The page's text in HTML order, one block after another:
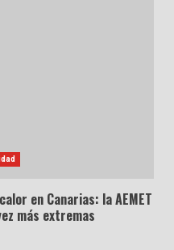
en Canarias: la AEMET
más extremas